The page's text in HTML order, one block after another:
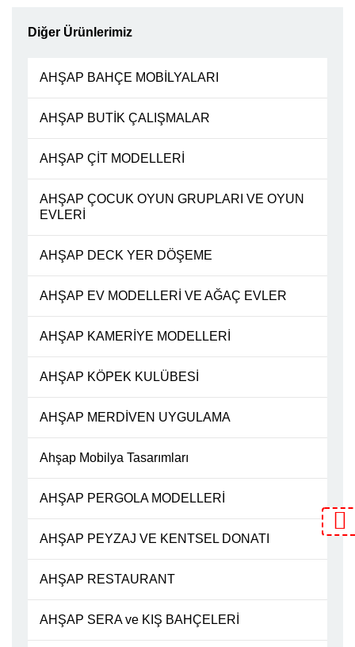
Diğer Ürünlerimiz
AHŞAP BAHÇE MOBİLYALARI
AHŞAP BUTİK ÇALIŞMALAR
AHŞAP ÇİT MODELLERİ
AHŞAP ÇOCUK OYUN GRUPLARI VE OYUN
EVLERİ
AHŞAP DECK YER DÖŞEME
AHŞAP EV MODELLERİ VE AĞAÇ EVLER
AHŞAP KAMERİYE MODELLERİ
AHŞAP KÖPEK KULÜBESİ
AHŞAP MERDİVEN UYGULAMA
Ahşap Mobilya Tasarımları
AHŞAP PERGOLA MODELLERİ
AHŞAP PEYZAJ VE KENTSEL DONATI
AHŞAP RESTAURANT
AHŞAP SERA ve KIŞ BAHÇELERİ